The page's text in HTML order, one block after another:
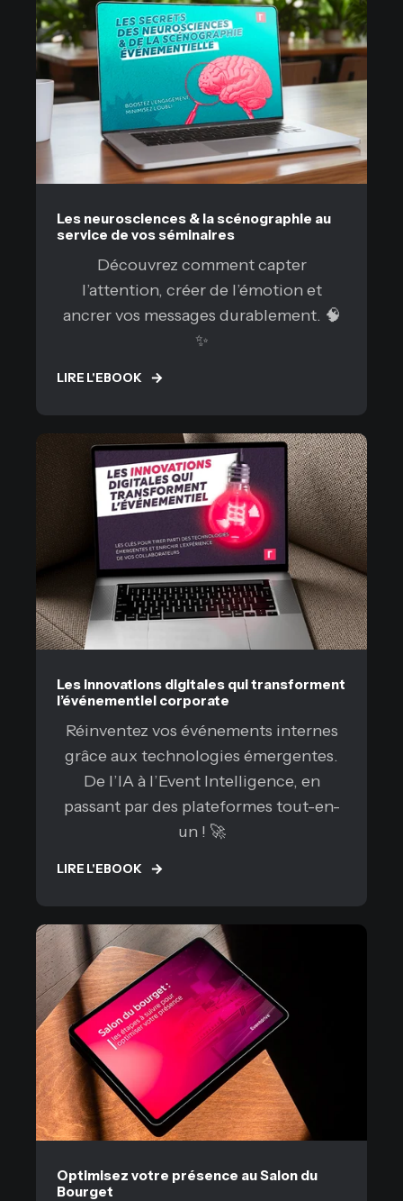
Les neurosciences & la scénographie au
service de vos séminaires
Découvrez comment capter
l’attention, créer de l’émotion et
ancrer vos messages durablement. 🧠
✨
LIRE L'EBOOK
Les innovations digitales qui transforment
l’événementiel corporate
Réinventez vos événements internes
grâce aux technologies émergentes.
De l’IA à l’Event Intelligence, en
passant par des plateformes tout-en-
un ! 🚀
LIRE L'EBOOK
Optimisez votre présence au Salon du
Bourget